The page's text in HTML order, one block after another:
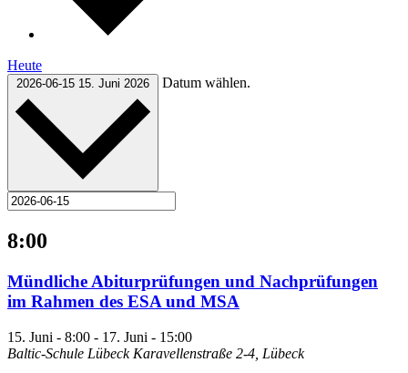
Heute
2026-06-15 15. Juni 2026 Datum wählen.
8:00
Mündliche Abiturprüfungen und Nachprüfungen
im Rahmen des ESA und MSA
15. Juni - 8:00 - 17. Juni - 15:00
Baltic-Schule Lübeck Karavellenstraße 2-4, Lübeck